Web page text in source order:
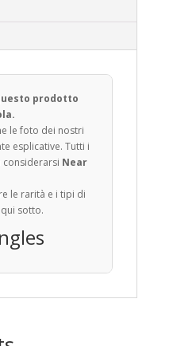
prodotto
le foto dei nostri
esplicative. Tutti i
Near
le rarità e i tipi di
sotto.
ドゲーム) è un